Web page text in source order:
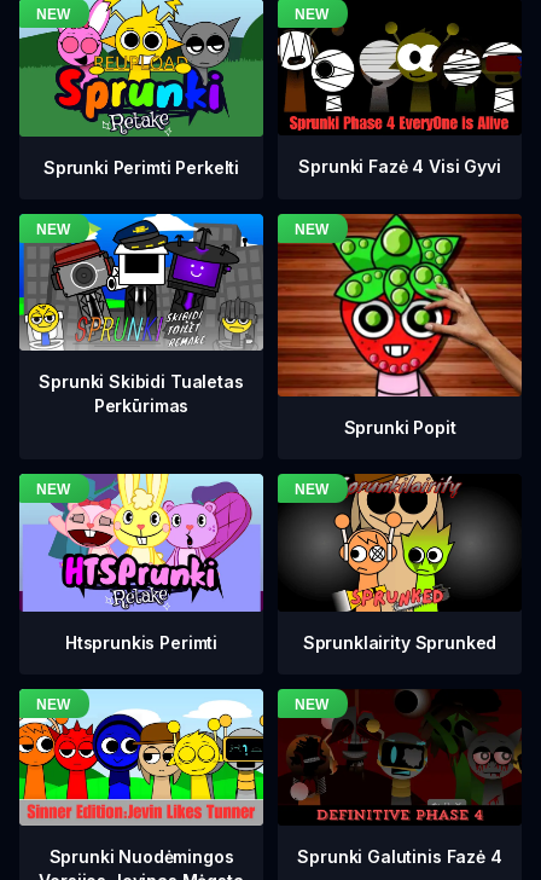
Sprunki Perimti Perkelti Sprunki Fazė 4 Visi Gyvi
Sprunki Skibidi Tualetas
Perkūrimas
Sprunki Popit
Htsprunkis Perimti Sprunklairity Sprunked
Sprunki Nuodėmingos
Sprunki Galutinis Fazė 4